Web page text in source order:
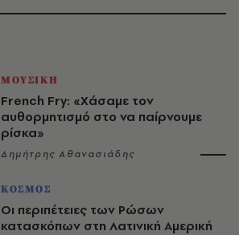
ΜΟΥΣΙΚΗ
French Fry: «Χάσαμε τον
αυθορμητισμό στο να παίρνουμε
ρίσκα»
Δημήτρης Αθανασιάδης
ΚΟΣΜΟΣ
Οι περιπέτειες των Ρώσων
κατασκόπων στη Λατινική Αμερική